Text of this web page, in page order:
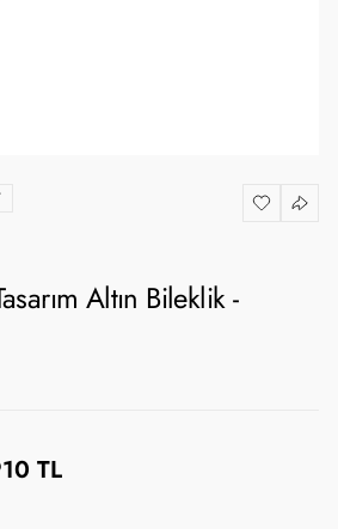
Altın Bileklik -
TL